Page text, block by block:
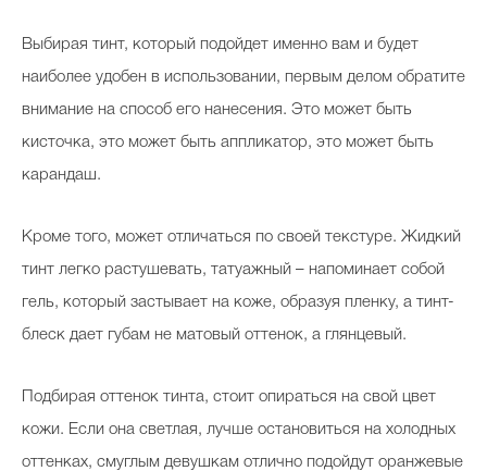
Выбирая тинт, который подойдет именно вам и будет
наиболее удобен в использовании, первым делом обратите
внимание на способ его нанесения. Это может быть
кисточка, это может быть аппликатор, это может быть
карандаш.
Кроме того, может отличаться по своей текстуре. Жидкий
тинт легко растушевать, татуажный – напоминает собой
гель, который застывает на коже, образуя пленку, а тинт-
блеск дает губам не матовый оттенок, а глянцевый.
Подбирая оттенок тинта, стоит опираться на свой цвет
кожи. Если она светлая, лучше остановиться на холодных
оттенках, смуглым девушкам отлично подойдут оранжевые